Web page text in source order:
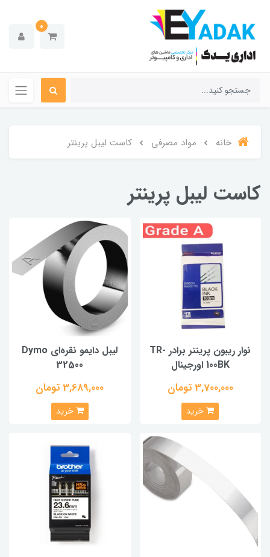
0
خانه مواد مصرفی کاست لیبل پرینتر
کاست لیبل پرینتر
نوار ریبون پرینتر برادر TR-
100BK اورجینال
3,700,000 تومان
خرید
لیبل دایمو نقره‌ای Dymo
32500
3,689,000 تومان
خرید